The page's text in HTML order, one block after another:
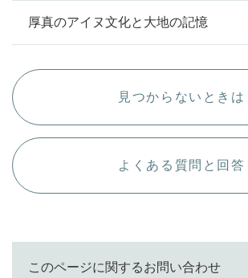
厚真のアイヌ文化と大地の記憶
見つからないときは
よくある質問と回答
このページに関するお問い合わせ